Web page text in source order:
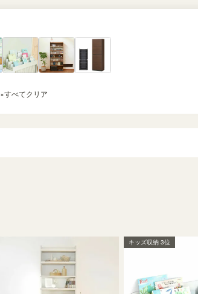
×すべてクリア
キッズ収納 3位